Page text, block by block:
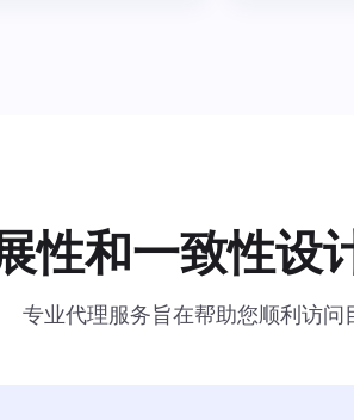
性和一致性设
专业代理服务旨在帮助您顺利访